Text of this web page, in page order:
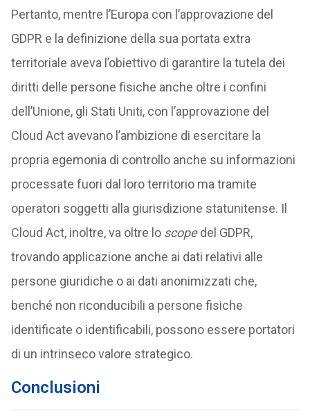
Pertanto, mentre l’Europa con l’approvazione del
GDPR e la definizione della sua portata extra
territoriale aveva l’obiettivo di garantire la tutela dei
diritti delle persone fisiche anche oltre i confini
dell’Unione, gli Stati Uniti, con l’approvazione del
Cloud Act avevano l’ambizione di esercitare la
propria egemonia di controllo anche su informazioni
processate fuori dal loro territorio ma tramite
operatori soggetti alla giurisdizione statunitense. Il
Cloud Act, inoltre, va oltre lo scopedel GDPR,
trovando applicazione anche ai dati relativi alle
persone giuridiche o ai dati anonimizzati che,
benché non riconducibili a persone fisiche
identificate o identificabili, possono essere portatori
di un intrinseco valore strategico.
Conclusioni